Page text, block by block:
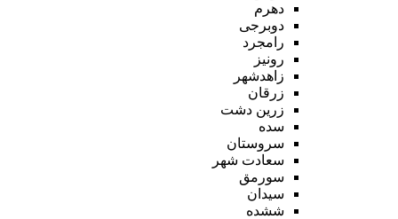
دهرم
دوبرجی
رامجرد
رونیز
زاهدشهر
زرقان
زرین دشت
سده
سروستان
سعادت شهر
سورمق
سیدان
ششده